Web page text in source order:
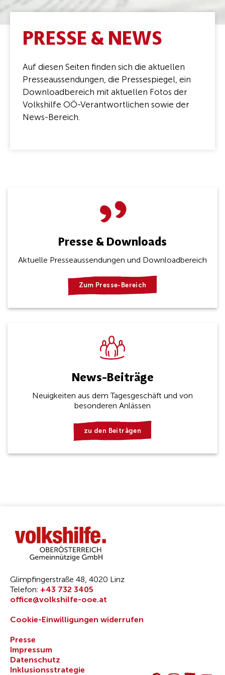
PRESSE & NEWS
Auf diesen Seiten finden sich die aktuellen
Presseaussendungen, die Pressespiegel, ein
Downloadbereich mit aktuellen Fotos der
Volkshilfe OÖ-Verantwortlichen sowie der
News-Bereich.
Presse & Downloads
Aktuelle Presseaussendungen und Downloadbereich
Zum Presse-Bereich
News-Beiträge
Neuigkeiten aus dem Tagesgeschäft und von
besonderen Anlässen
zu den Beiträgen
Glimpfingerstraße 48, 4020 Linz
Telefon: +43 732 3405
office@volkshilfe-ooe.at
Cookie-Einwilligungen widerrufen
Presse
Impressum
Datenschutz
Inklusionsstrategie